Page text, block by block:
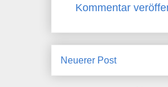
Kommentar
Neuerer Post